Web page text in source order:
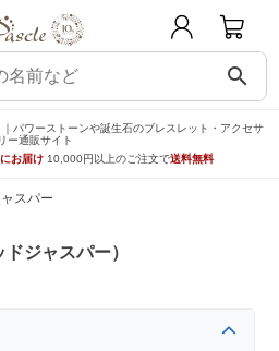
search
パワーストーンや誕生石のブレスレット・アクセサ
リー通販サイト
お届け 10,000円以上のご注文で送料無料
スパー
ジャスパー）